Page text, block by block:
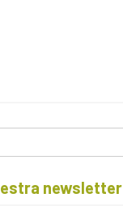
newsletter